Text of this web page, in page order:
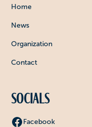
Home
News
Organization
Contact
Socials
Facebook